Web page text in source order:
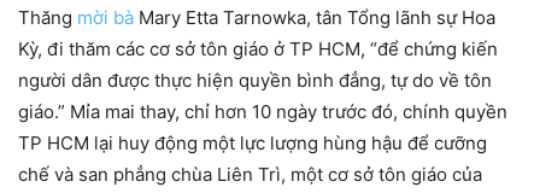
Thăng mời bà Mary Etta Tarnowka, tân Tổng lãnh sự Hoa
Kỳ, đi thăm các cơ sở tôn giáo ở TP HCM, “để chứng kiến
người dân được thực hiện quyền bình đẳng, tự do về tôn
giáo.” Mỉa mai thay, chỉ hơn 10 ngày trước đó, chính quyền
TP HCM lại huy động một lực lượng hùng hậu để cưỡng
chế và san phẳng chùa Liên Trì, một cơ sở tôn giáo của